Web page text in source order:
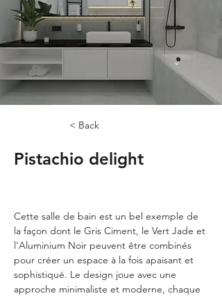
< Back
Pistachio delight
Cette salle de bain est un bel exemple de
la façon dont le Gris Ciment, le Vert Jade et
l'Aluminium Noir peuvent être combinés
pour créer un espace à la fois apaisant et
sophistiqué. Le design joue avec une
approche minimaliste et moderne, chaque